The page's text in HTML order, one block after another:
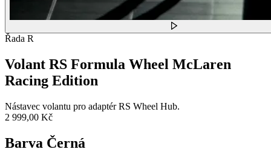
Řada R
Volant RS Formula Wheel McLaren
Racing Edition
Nástavec volantu pro adaptér RS Wheel Hub.
2 999,00 Kč
Barva Černá